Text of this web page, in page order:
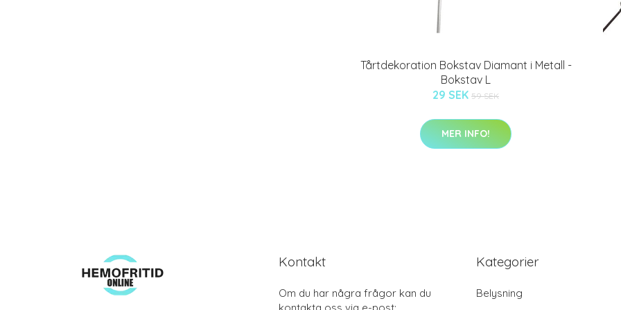
Tårtdekoration Bokstav Diamant i Metall -
Bokstav L
29 SEK 59 SEK
MER INFO!
Kontakt
Om du har några frågor kan du
Kategorier
Belysning